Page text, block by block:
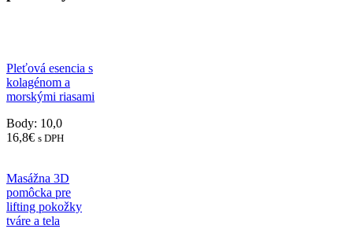
Pleťová esencia s
kolagénom a
morskými riasami
Body: 10,0
16,8€ s DPH
Masážna 3D
pomôcka pre
lifting pokožky
tváre a tela